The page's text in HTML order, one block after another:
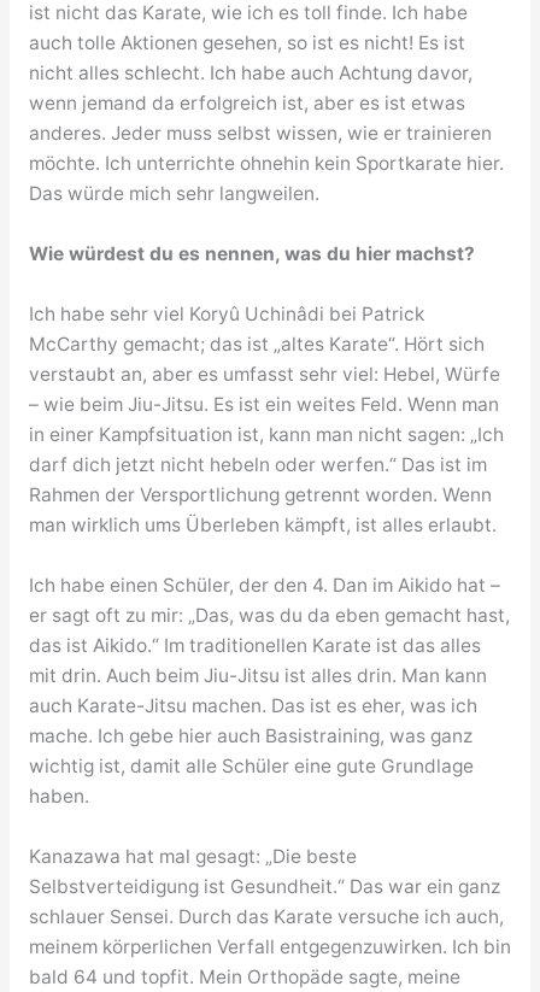
ist nicht das Karate, wie ich es toll finde. Ich habe
auch tolle Aktionen gesehen, so ist es nicht! Es ist
nicht alles schlecht. Ich habe auch Achtung davor,
wenn jemand da erfolgreich ist, aber es ist etwas
anderes. Jeder muss selbst wissen, wie er trainieren
möchte. Ich unterrichte ohnehin kein Sportkarate hier.
Das würde mich sehr langweilen.
Wie würdest du es nennen, was du hier machst?
Ich habe sehr viel Koryû Uchinâdi bei Patrick
McCarthy gemacht; das ist „altes Karate“. Hört sich
verstaubt an, aber es umfasst sehr viel: Hebel, Würfe
– wie beim Jiu-Jitsu. Es ist ein weites Feld. Wenn man
in einer Kampfsituation ist, kann man nicht sagen: „Ich
darf dich jetzt nicht hebeln oder werfen.“ Das ist im
Rahmen der Versportlichung getrennt worden. Wenn
man wirklich ums Überleben kämpft, ist alles erlaubt.
Ich habe einen Schüler, der den 4. Dan im Aikido hat –
er sagt oft zu mir: „Das, was du da eben gemacht hast,
das ist Aikido.“ Im traditionellen Karate ist das alles
mit drin. Auch beim Jiu-Jitsu ist alles drin. Man kann
auch Karate-Jitsu machen. Das ist es eher, was ich
mache. Ich gebe hier auch Basistraining, was ganz
wichtig ist, damit alle Schüler eine gute Grundlage
haben.
Kanazawa hat mal gesagt: „Die beste
Selbstverteidigung ist Gesundheit.“ Das war ein ganz
schlauer Sensei. Durch das Karate versuche ich auch,
meinem körperlichen Verfall entgegenzuwirken. Ich bin
bald 64 und topfit. Mein Orthopäde sagte, meine